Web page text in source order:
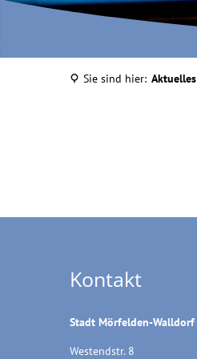
Sie sind hier: Aktuelles
Kontakt
Stadt Mörfelden-Walldorf
Westendstr. 8